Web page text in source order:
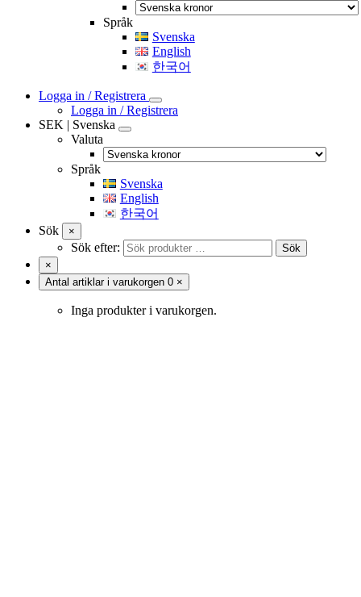
Språk
Svenska
English
한국어
Logga in / Registrera
Logga in / Registrera
SEK | Svenska
Valuta
Språk
Svenska
English
한국어
Sök
×
Sök efter:
Sök
×
Antal artiklar i varukorgen 0 ×
Inga produkter i varukorgen.